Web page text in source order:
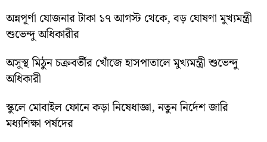
অন্নপূর্ণা যোজনার টাকা ১৭ আগস্ট থেকে, বড় ঘোষণা মুখ্যমন্ত্রী
শুভেন্দু অধিকারীর
অসুস্থ মিঠুন চক্রবর্তীর খোঁজে হাসপাতালে মুখ্যমন্ত্রী শুভেন্দু
অধিকারী
স্কুলে মোবাইল ফোনে কড়া নিষেধাজ্ঞা, নতুন নির্দেশ জারি
মধ্যশিক্ষা পর্ষদের